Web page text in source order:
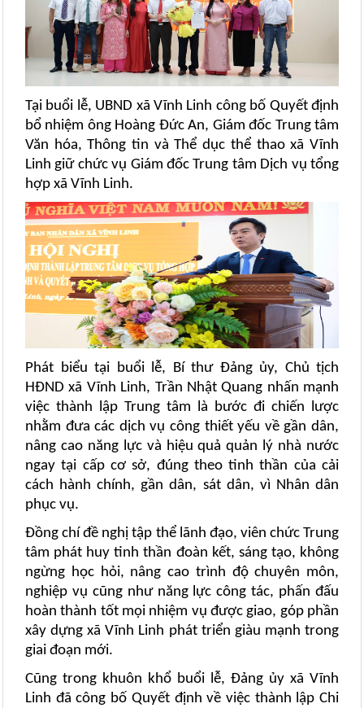
Tại buổi lễ, UBND xã Vĩnh Linh công bố Quyết định
bổ nhiệm ông Hoàng Đức An, Giám đốc Trung tâm
Văn hóa, Thông tin và Thể dục thể thao xã Vĩnh
Linh giữ chức vụ Giám đốc Trung tâm Dịch vụ tổng
hợp xã Vĩnh Linh.
Phát biểu tại buổi lễ, Bí thư Đảng ủy, Chủ tịch
HĐND xã Vĩnh Linh, Trần Nhật Quang nhấn mạnh
việc thành lập Trung tâm là bước đi chiến lược
nhằm đưa các dịch vụ công thiết yếu về gần dân,
nâng cao năng lực và hiệu quả quản lý nhà nước
ngay tại cấp cơ sở, đúng theo tinh thần của cải
cách hành chính, gần dân, sát dân, vì Nhân dân
phục vụ.
Đồng chí đề nghị tập thể lãnh đạo, viên chức Trung
tâm phát huy tinh thần đoàn kết, sáng tạo, không
ngừng học hỏi, nâng cao trình độ chuyên môn,
nghiệp vụ cũng như năng lực công tác, phấn đấu
hoàn thành tốt mọi nhiệm vụ được giao, góp phần
xây dựng xã Vĩnh Linh phát triển giàu mạnh trong
giai đoạn mới.
Cũng trong khuôn khổ buổi lễ, Đảng ủy xã Vĩnh
Linh đã công bố Quyết định về việc thành lập Chi